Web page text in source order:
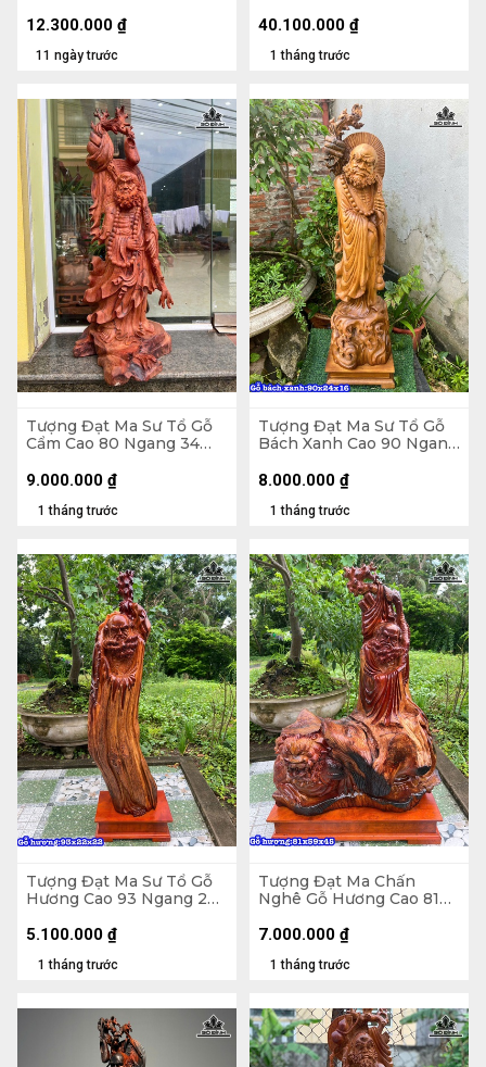
11 ngày trước
12.300.000 ₫
Không Kỷ 103
1 tháng trước
40.100.000 ₫
Tượng Đạt Ma Sư Tổ Gỗ
Cẩm Cao 80 Ngang 34
1 tháng trước
9.000.000 ₫
Tượng Đạt Ma Sư Tổ Gỗ
Bách Xanh Cao 90 Ngang
1 tháng trước
8.000.000 ₫
Tượng Đạt Ma Sư Tổ Gỗ
Hương Cao 93 Ngang 22
1 tháng trước
5.100.000 ₫
Tượng Đạt Ma Chấn
Nghê Gỗ Hương Cao 81
1 tháng trước
7.000.000 ₫